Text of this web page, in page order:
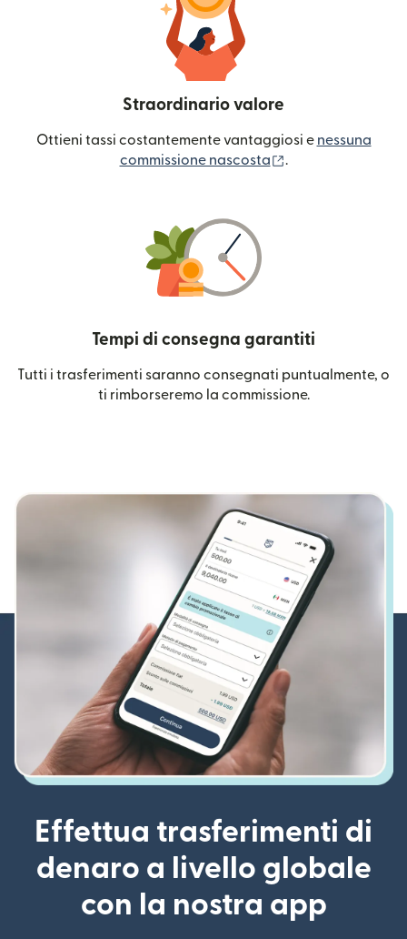
Straordinario valore
Ottieni tassi costantemente vantaggiosi e nessuna
commissione nascosta
.
Tempi di consegna garantiti
Tutti i trasferimenti saranno consegnati puntualmente, o
ti rimborseremo la commissione.
Effettua trasferimenti di
denaro a livello globale
con la nostra app